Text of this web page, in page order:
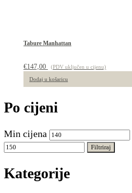
Tabure Manhattan
€147,00 (PDV uključen u cijenu)
Dodaj u košaricu
Po cijeni
Min cijena
Filtriraj
Kategorije